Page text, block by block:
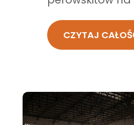
CZYTAJ